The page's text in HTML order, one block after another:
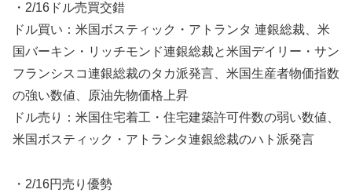
・2/16ドル売買交錯
ドル買い：米国ボスティック・アトランタ 連銀総裁、米
国バーキン・リッチモンド連銀総裁と米国デイリー・サン
フランシスコ連銀総裁のタカ派発言、米国生産者物価指数
の強い数値、原油先物価格上昇
ドル売り：米国住宅着工・住宅建築許可件数の弱い数値、
米国ボスティック・アトランタ連銀総裁のハト派発言
・2/16円売り優勢